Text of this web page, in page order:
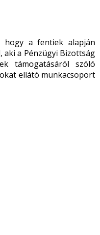
hogy a fentiek alapján
aki a Pénzügyi Bizottság
támogatásáról szóló
ellátó munkacsoport